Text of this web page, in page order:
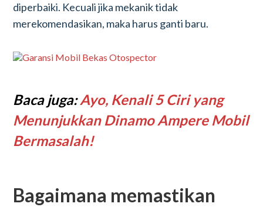
diperbaiki. Kecuali jika mekanik tidak
merekomendasikan, maka harus ganti baru.
Baca juga:Ayo, Kenali 5 Ciri yang
Menunjukkan Dinamo Ampere Mobil
Bermasalah!
Bagaimana memastikan